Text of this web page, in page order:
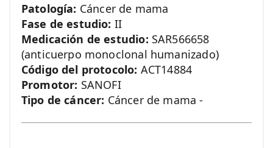
Patología: Cáncer de mama
Fase de estudio: II
Medicación de estudio: SAR566658
(anticuerpo monoclonal humanizado)
Código del protocolo: ACT14884
Promotor: SANOFI
Tipo de cáncer: Cáncer de mama -